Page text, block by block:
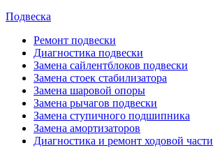
Подвеска
Ремонт подвески
Диагностика подвески
Замена сайлентблоков подвески
Замена стоек стабилизатора
Замена шаровой опоры
Замена рычагов подвески
Замена ступичного подшипника
Замена амортизаторов
Диагностика и ремонт ходовой части